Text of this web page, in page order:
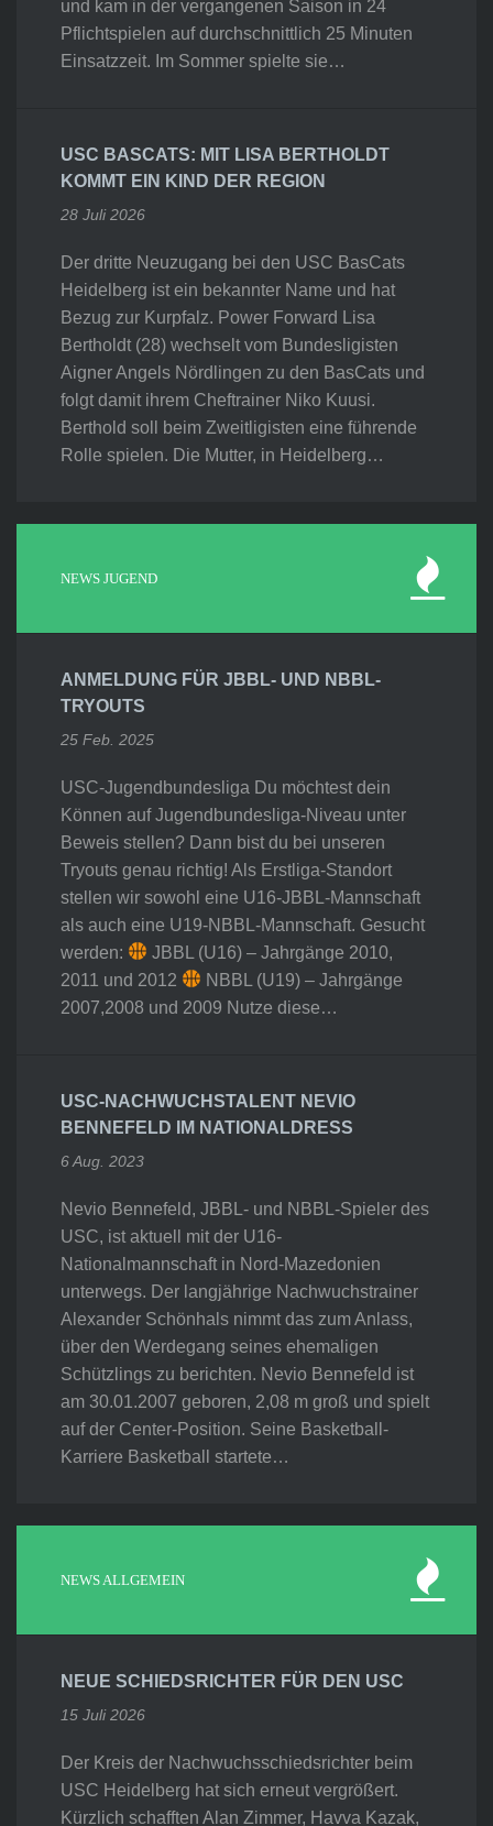
und kam in der vergangenen Saison in 24
Pflichtspielen auf durchschnittlich 25 Minuten
Einsatzzeit. Im Sommer spielte sie…
USC BASCATS: MIT LISA BERTHOLDT
KOMMT EIN KIND DER REGION
28 Juli 2026
Der dritte Neuzugang bei den USC BasCats
Heidelberg ist ein bekannter Name und hat
Bezug zur Kurpfalz. Power Forward Lisa
Bertholdt (28) wechselt vom Bundesligisten
Aigner Angels Nördlingen zu den BasCats und
folgt damit ihrem Cheftrainer Niko Kuusi.
Berthold soll beim Zweitligisten eine führende
Rolle spielen. Die Mutter, in Heidelberg…
NEWS JUGEND
ANMELDUNG FÜR JBBL- UND NBBL-
TRYOUTS
25 Feb. 2025
USC-Jugendbundesliga Du möchtest dein
Können auf Jugendbundesliga-Niveau unter
Beweis stellen? Dann bist du bei unseren
Tryouts genau richtig! Als Erstliga-Standort
stellen wir sowohl eine U16-JBBL-Mannschaft
als auch eine U19-NBBL-Mannschaft. Gesucht
werden:
JBBL (U16) – Jahrgänge 2010,
2011 und 2012
NBBL (U19) – Jahrgänge
2007,2008 und 2009 Nutze diese…
USC-NACHWUCHSTALENT NEVIO
BENNEFELD IM NATIONALDRESS
6 Aug. 2023
Nevio Bennefeld, JBBL- und NBBL-Spieler des
USC, ist aktuell mit der U16-
Nationalmannschaft in Nord-Mazedonien
unterwegs. Der langjährige Nachwuchstrainer
Alexander Schönhals nimmt das zum Anlass,
über den Werdegang seines ehemaligen
Schützlings zu berichten. Nevio Bennefeld ist
am 30.01.2007 geboren, 2,08 m groß und spielt
auf der Center-Position. Seine Basketball-
Karriere Basketball startete…
NEWS ALLGEMEIN
NEUE SCHIEDSRICHTER FÜR DEN USC
15 Juli 2026
Der Kreis der Nachwuchsschiedsrichter beim
USC Heidelberg hat sich erneut vergrößert.
Kürzlich schafften Alan Zimmer, Havva Kazak,